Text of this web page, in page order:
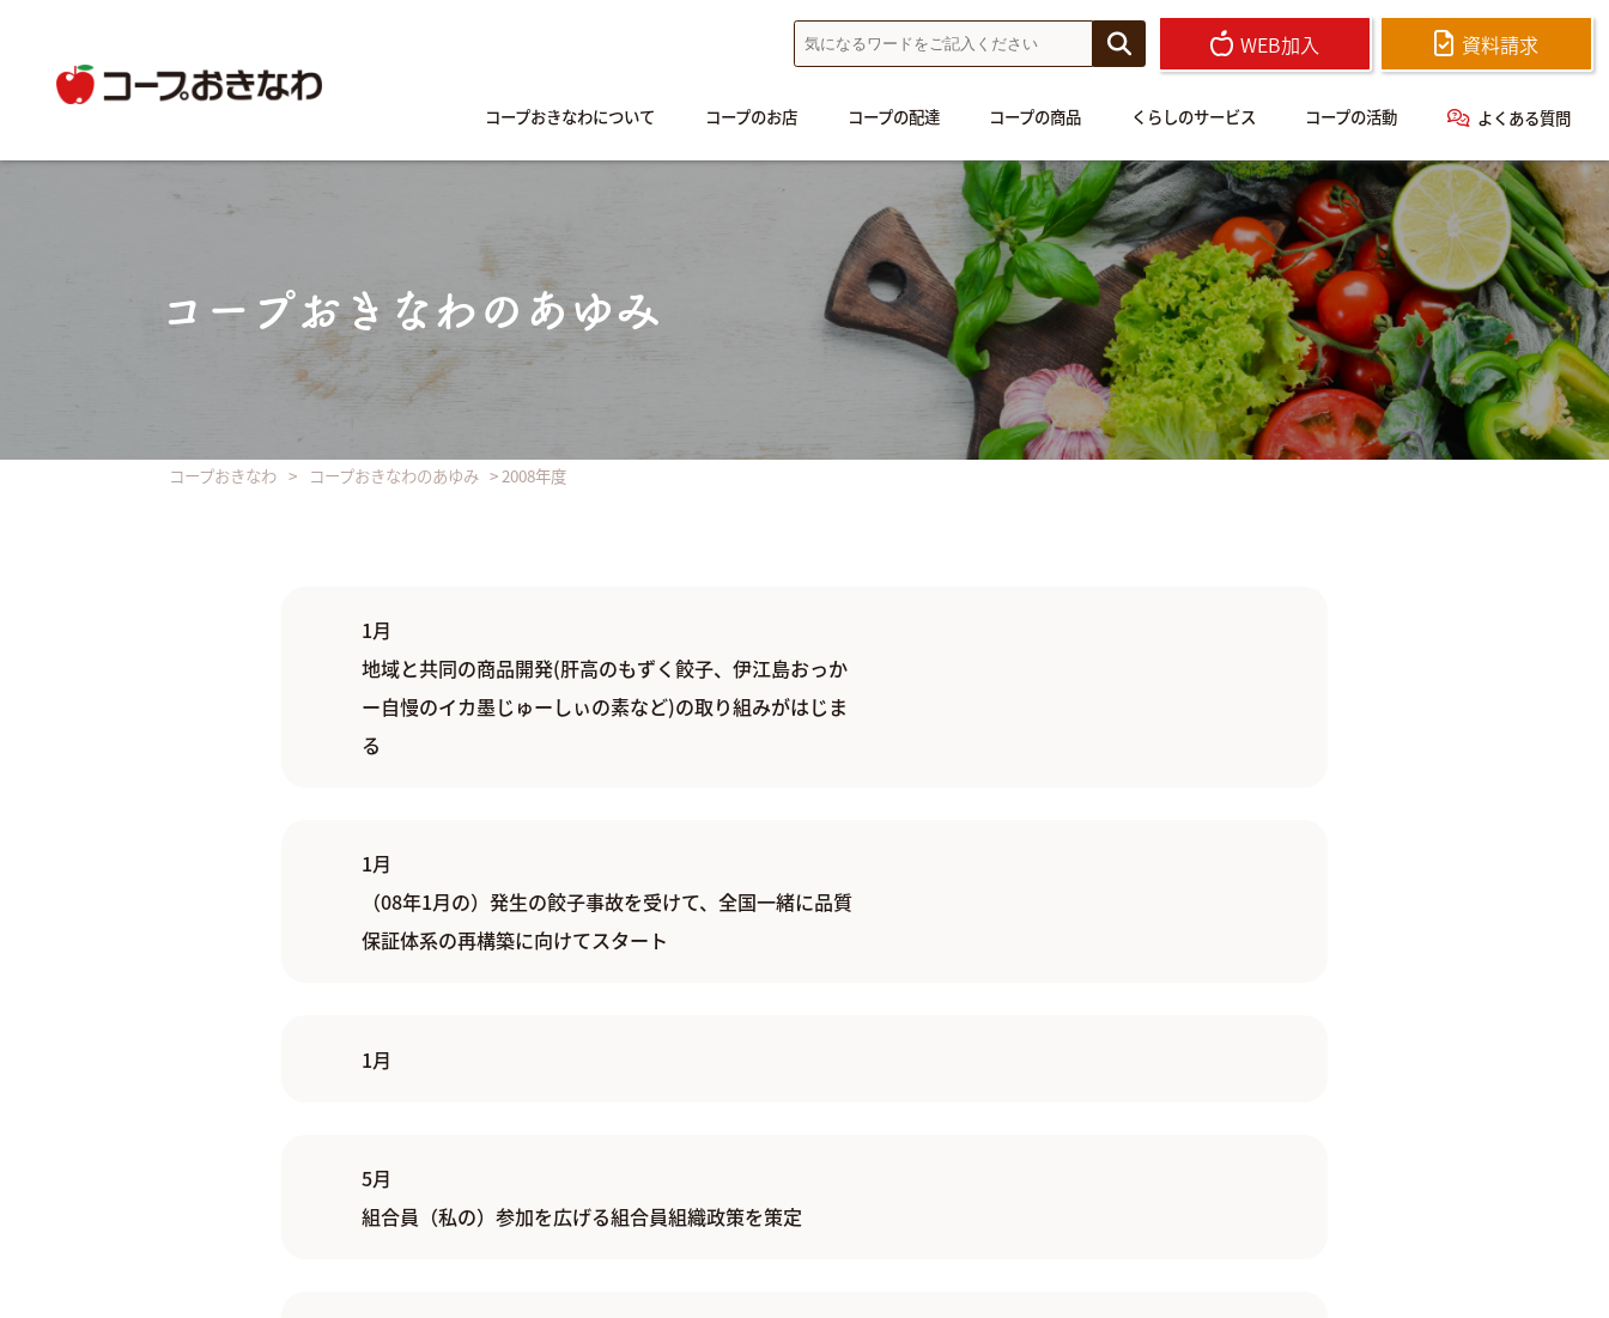
WEB加入 資料請求
コープおきなわについて コープのお店 コープの配達 コープの商品 くらしのサービス コープの活動 よくある質問
コープおきなわのあゆみ
コープおきなわ > コープおきなわのあゆみ > 2008年度
1月
地域と共同の商品開発(肝高のもずく餃子、伊江島おっか
ー自慢のイカ墨じゅーしぃの素など)の取り組みがはじま
る
1月
（08年1月の）発生の餃子事故を受けて、全国一緒に品質
保証体系の再構築に向けてスタート
1月
5月
組合員（私の）参加を広げる組合員組織政策を策定